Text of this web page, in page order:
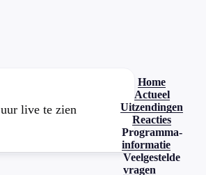
uur live te zien
Home
Actueel
Uitzendingen
Reacties
Programma-
informatie
Veelgestelde
vragen